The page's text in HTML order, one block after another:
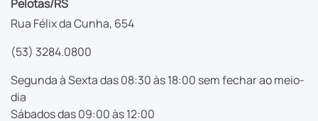
Pelotas/RS
Rua Félix da Cunha, 654
(53) 3284.0800
Segunda à Sexta das 08:30 às 18:00 sem fechar ao meio-
dia
Sábados das 09:00 às 12:00